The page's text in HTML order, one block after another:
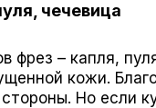
чечевица
фрез – капля,
кожи.
Но если